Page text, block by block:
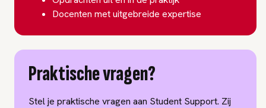
Docenten met uitgebreide expertise
Praktische vragen?
Stel je praktische vragen aan Student Support. Zij